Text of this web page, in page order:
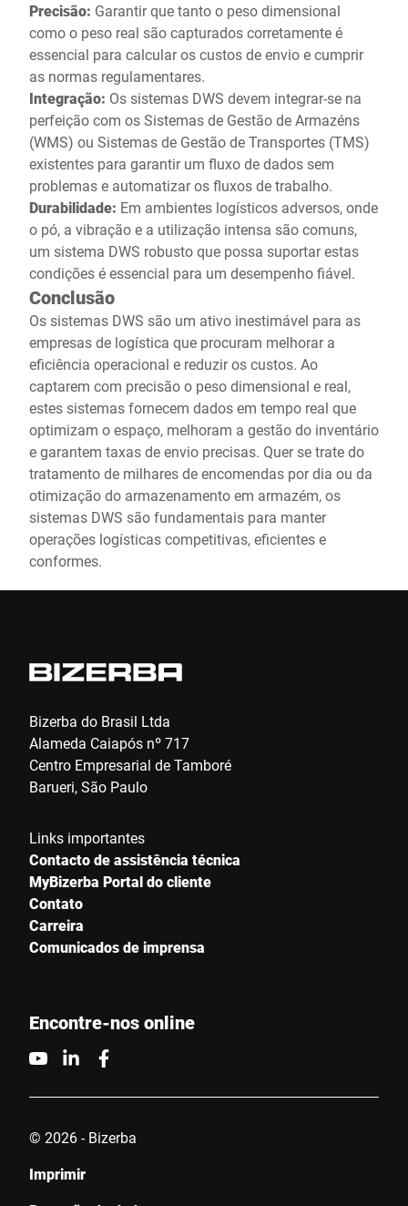
Precisão: Garantir que tanto o peso dimensional
como o peso real são capturados corretamente é
essencial para calcular os custos de envio e cumprir
as normas regulamentares.
Integração: Os sistemas DWS devem integrar-se na
perfeição com os Sistemas de Gestão de Armazéns
(WMS) ou Sistemas de Gestão de Transportes (TMS)
existentes para garantir um fluxo de dados sem
problemas e automatizar os fluxos de trabalho.
Durabilidade: Em ambientes logísticos adversos, onde
o pó, a vibração e a utilização intensa são comuns,
um sistema DWS robusto que possa suportar estas
condições é essencial para um desempenho fiável.
Conclusão
Os sistemas DWS são um ativo inestimável para as
empresas de logística que procuram melhorar a
eficiência operacional e reduzir os custos. Ao
captarem com precisão o peso dimensional e real,
estes sistemas fornecem dados em tempo real que
optimizam o espaço, melhoram a gestão do inventário
e garantem taxas de envio precisas. Quer se trate do
tratamento de milhares de encomendas por dia ou da
otimização do armazenamento em armazém, os
sistemas DWS são fundamentais para manter
operações logísticas competitivas, eficientes e
conformes.
Bizerba do Brasil Ltda
Alameda Caiapós nº 717
Centro Empresarial de Tamboré
Barueri, São Paulo
Links importantes
Contacto de assistência técnica
MyBizerba Portal do cliente
Contato
Carreira
Comunicados de imprensa
Encontre-nos online
© 2026 - Bizerba
Imprimir